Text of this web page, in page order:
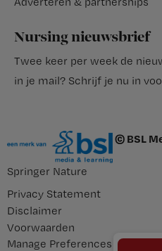
Nursing nieuwsbrief
Twee keer per week de
in je mail? Schrijf je nu in
© BSL
Springer Nature
Privacy Statement
Disclaimer
Voorwaarden
Manage Preferences